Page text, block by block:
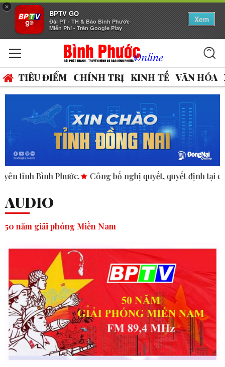
×
BPTV GO
Đài PT - TH & Báo Bình Phước
Miễn Phí - Trên Google Play
Xem
TIÊU ĐIỂM CHÍNH TRỊ KINH TẾ VĂN HÓA
tỉnh Bình Phước. Công bố nghị quyết, quyết định tại các
AUDIO
50 năm giải phóng Miền Nam